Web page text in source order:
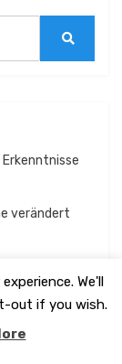
verändert
und das
We'll
out if you wish.